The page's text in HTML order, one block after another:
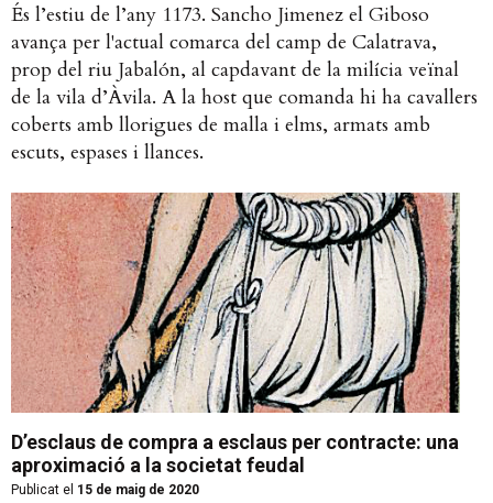
És l’estiu de l’any 1173. Sancho Jimenez el Giboso
avança per l'actual comarca del camp de Calatrava,
prop del riu Jabalón, al capdavant de la milícia veïnal
de la vila d’Àvila. A la host que comanda hi ha cavallers
coberts amb llorigues de malla i elms, armats amb
escuts, espases i llances.
D’esclaus de compra a esclaus per contracte: una
aproximació a la societat feudal
Publicat el 15 de maig de 2020